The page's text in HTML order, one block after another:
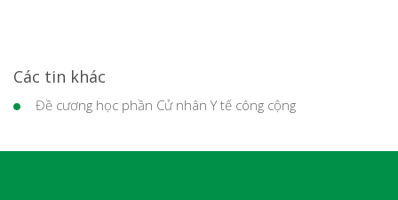
Các tin khác
Đề cương học phần Cử nhân Y tế công cộng